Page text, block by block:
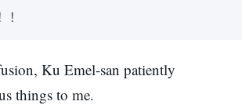
Ku Emel-san patiently
things to me.